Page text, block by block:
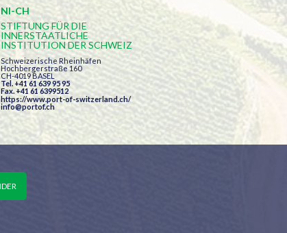
NI-CH
STIFTUNG FÜR DIE
INNERSTAATLICHE
INSTITUTION DER SCHWEIZ
Schweizerische Rheinhäfen
Hochbergerstraße 160
CH-4019 BASEL
Tel. +41 61 639 95 95
Fax. +41 61 6399512
https://www.port-of-switzerland.ch/
info@portof.ch